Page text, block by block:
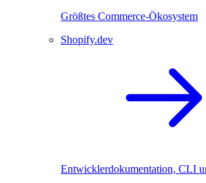
Größtes Commerce-Ökosystem
Shopify.dev
Entwicklerdokumentation, CLI